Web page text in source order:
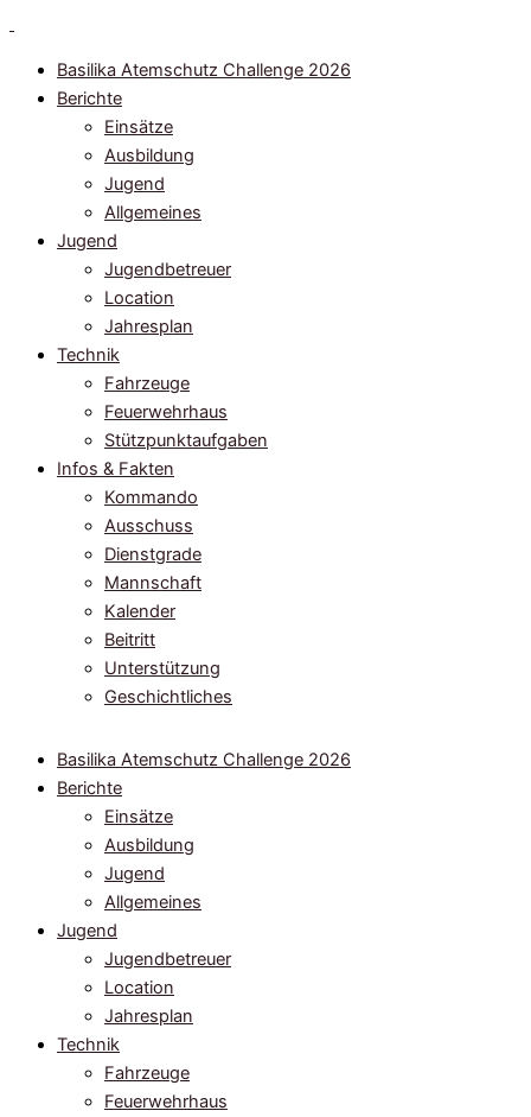
springenBasilika Atemschutz Challenge 2026
Berichte
Einsätze
Ausbildung
Jugend
Allgemeines
Jugend
Jugendbetreuer
Location
Jahresplan
Technik
Fahrzeuge
Feuerwehrhaus
Stützpunktaufgaben
Infos & Fakten
Kommando
Ausschuss
Dienstgrade
Mannschaft
Kalender
Beitritt
Unterstützung
Geschichtliches
Basilika Atemschutz Challenge 2026
Berichte
Einsätze
Ausbildung
Jugend
Allgemeines
Jugend
Jugendbetreuer
Location
Jahresplan
Technik
Fahrzeuge
Feuerwehrhaus